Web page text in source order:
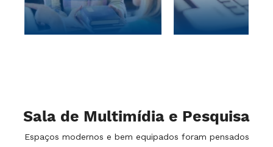
Sala de Multimídia e Pesquisa
Espaços modernos e bem equipados foram pensados